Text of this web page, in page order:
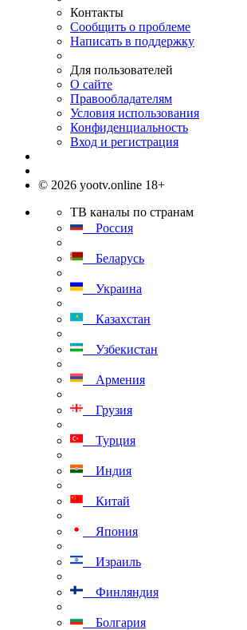
Контакты
Сообщить о проблеме
Написать в поддержку
Для пользователей
О сайте
Правообладателям
Условия использования
Конфиденциальность
Вход и регистрация
© 2026 yootv.online 18+
ТВ каналы по странам
Россия
Беларусь
Украина
Казахстан
Узбекистан
Армения
Грузия
Турция
Индия
Китай
Япония
Израиль
Финляндия
Болгария